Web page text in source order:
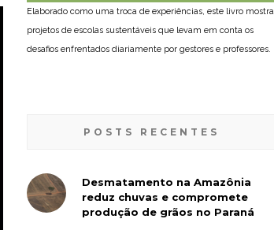
Elaborado como uma troca de experiências, este livro mostra
projetos de escolas sustentáveis que levam em conta os
desafios enfrentados diariamente por gestores e professores.
POSTS RECENTES
Desmatamento na Amazônia
reduz chuvas e compromete
produção de grãos no Paraná